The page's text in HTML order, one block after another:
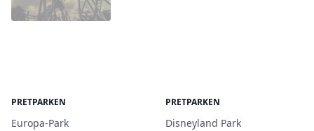
PRETPARKEN
Europa-Park
PRETPARKEN
Disneyland Park